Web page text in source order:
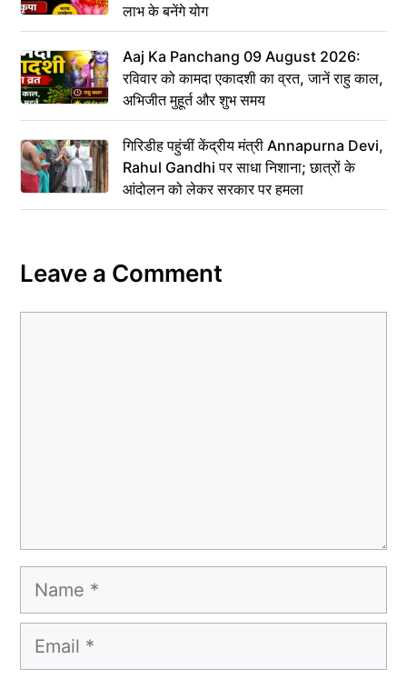
लाभ के बनेंगे योग
Aaj Ka Panchang 09 August 2026:
रविवार को कामदा एकादशी का व्रत, जानें राहु काल,
अभिजीत मुहूर्त और शुभ समय
गिरिडीह पहुंचीं केंद्रीय मंत्री Annapurna Devi,
Rahul Gandhi पर साधा निशाना; छात्रों के
आंदोलन को लेकर सरकार पर हमला
Leave a Comment
Name
Email